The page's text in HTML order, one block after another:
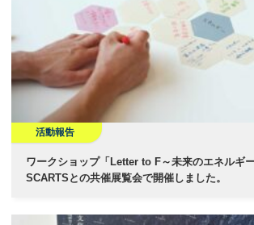
活動報告
ワークショップ「Letter to F～未来のエネルギ
SCARTSとの共催展覧会で開催しました。